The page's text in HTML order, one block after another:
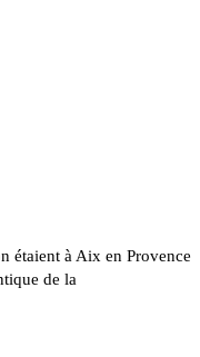
étaient à Aix en Provence
de la